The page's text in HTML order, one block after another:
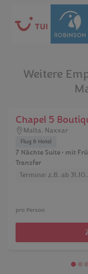
Weitere
Chapel 5
Malta, Naxxar
Flug & Hotel
7 Nächte Suite • mit
Transfer
Termine: z.B. ab
pro Person